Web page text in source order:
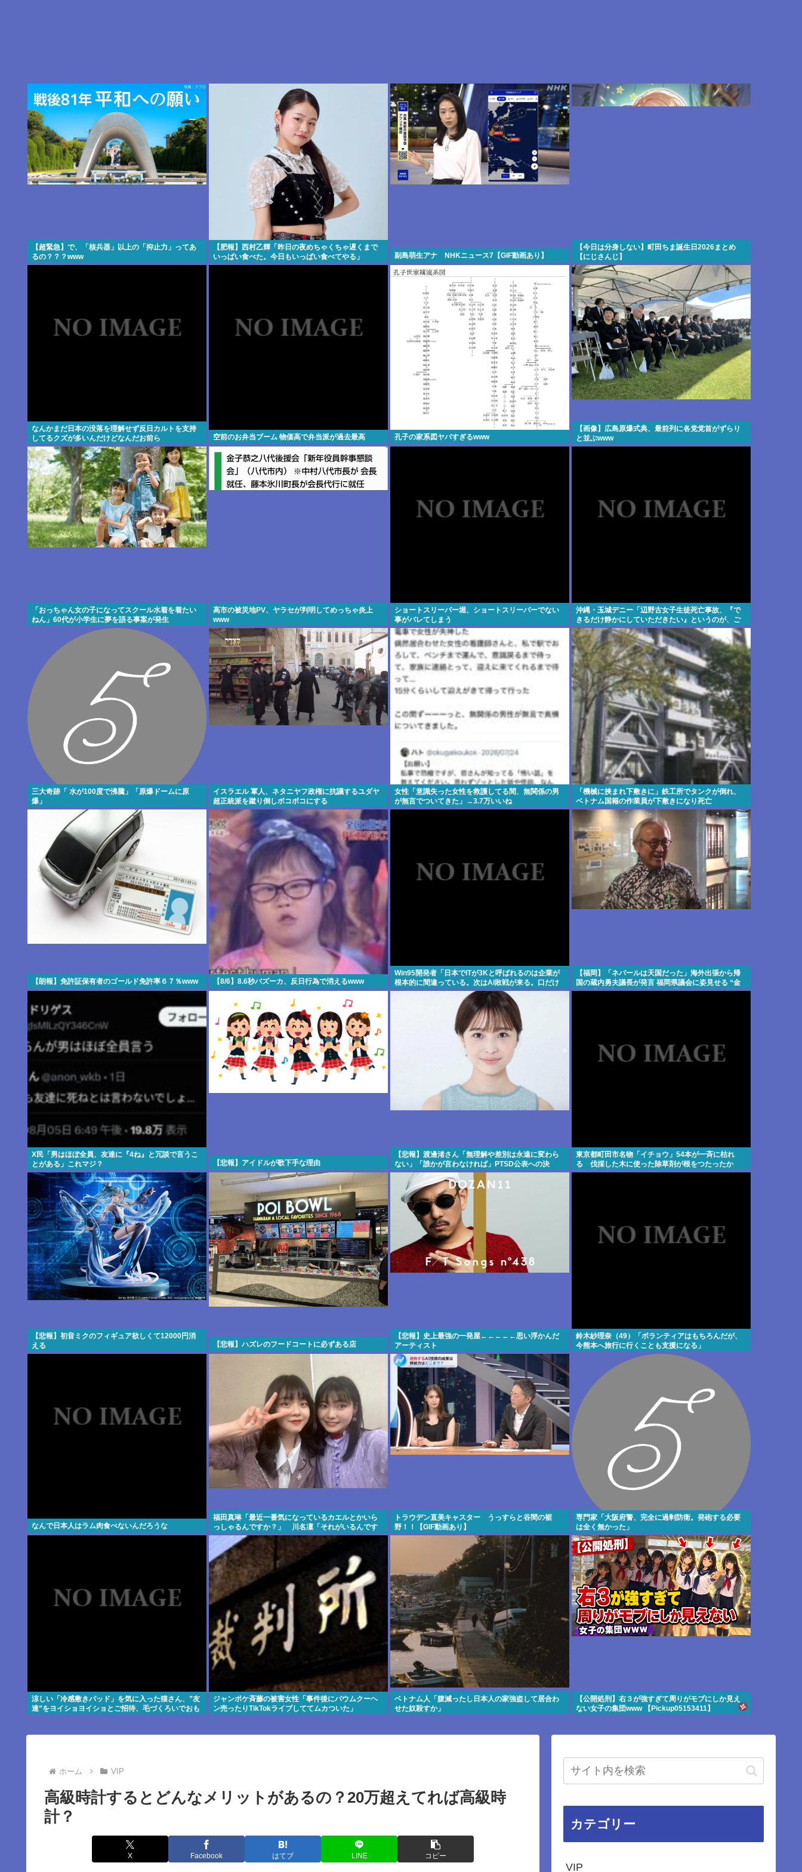
【超緊急】で、「核兵器」以上の「抑止力」ってあ
るの？？？www
【肥報】西村乙輝「昨日の夜めちゃくちゃ遅くまで
いっぱい食べた。今日もいっぱい食べてやる」
副島萌生アナ NHKニュース7【GIF動画あり】
【今日は分身しない】町田ちま誕生日2026まとめ
【にじさんじ】
なんかまだ日本の没落を理解せず反日カルトを支持
してるクズが多いんだけどなんだお前ら
空前のお弁当ブーム 物価高で弁当派が過去最高 孔子の家系図ヤバすぎるwww
【画像】広島原爆式典、最前列に各党党首がずらり
と並ぶwww
「おっちゃん女の子になってスクール水着を着たい
ねん」60代が小学生に夢を語る事案が発生
高市の被災地PV、ヤラセが判明してめっちゃ炎上
www
ショートスリーパー堀、ショートスリーパーでない
事がバレてしまう
沖縄・玉城デニー「辺野古女子生徒死亡事故、『で
きるだけ静かにしていただきたい』というのが、ご
遺族の気持ち。noteに書かれている」
三大奇跡「 水が100度で沸騰」「原爆ドームに原
爆」
イスラエル 軍人、ネタニヤフ政権に抗議するユダヤ
超正統派を蹴り倒しボコボコにする
女性「意識失った女性を救護してる間、無関係の男
が無言でついてきた」→3.7万いいね
「機械に挟まれ下敷きに」鉄工所でタンクが倒れ、
ベトナム国籍の作業員が下敷きになり死亡
【朗報】免許証保有者のゴールド免許率６７％www 【8/6】8.6秒バズーカ、反日行為で消えるwww
Win95開発者「日本でITが3Kと呼ばれるのは企業が
根本的に間違っている。次はAI敗戦が来る。口だけ
でこの国は何も学ばない」
【福岡】「ネパールは天国だった」海外出張から帰
国の蔵内勇夫議長が発言 福岡県議会に姿見せる “金
銭授受”疑惑は第三者委員会設置へ
X民「男はほぼ全員、友達に『4ね』と冗談で言うこ
とがある」これマジ？
【悲報】アイドルが歌下手な理由
【悲報】渡邊渚さん「無理解や差別は永遠に変わら
ない」「誰かが言わなければ」PTSD公表への決
意・・・・・・・・・
東京都町田市名物「イチョウ」54本が一斉に枯れ
る 伐採した木に使った除草剤が根をつたったか
市は植え直しへ [8/5]
【悲報】初音ミクのフィギュア欲しくて12000円消
える
【悲報】ハズレのフードコートに必ずある店
【悲報】史上最強の一発屋←←←←←思い浮かんだ
アーティスト
鈴木紗理奈（49）「ボランティアはもちろんだが、
今熊本へ旅行に行くことも支援になる」
なんで日本人はラム肉食べないんだろうな
福田真琳「最近一番気になっているカエルとかいら
っしゃるんですか？」 川名凜「それがいるんです
よ」
トラウデン直美キャスター うっすらと谷間の裾
野！！【GIF動画あり】
専門家「大阪府警、完全に過剰防衛。発砲する必要
は全く無かった」
涼しい「冷感敷きパッド」を気に入った猫さん、”友
達”をヨイショヨイショとご招待、毛づくろいでおも
ジャンポケ斉藤の被害女性「事件後にバウムクーヘ
ン売ったりTikTokライブしててムカついた」
ベトナム人「腹減ったし日本人の家強盗して居合わ
せた奴殺すか」
【公開処刑】右３が強すぎて周りがモブにしか見え
ない女子の集団www 【Pickup05153411】
ホーム VIP
高級時計するとどんなメリットがあるの？20万超えてれば高級時
計？
X Facebook はてブ LINE コピー
カテゴリー
VIP